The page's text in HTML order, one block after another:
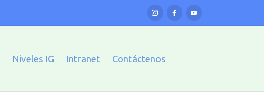
Niveles IG Intranet Contáctenos